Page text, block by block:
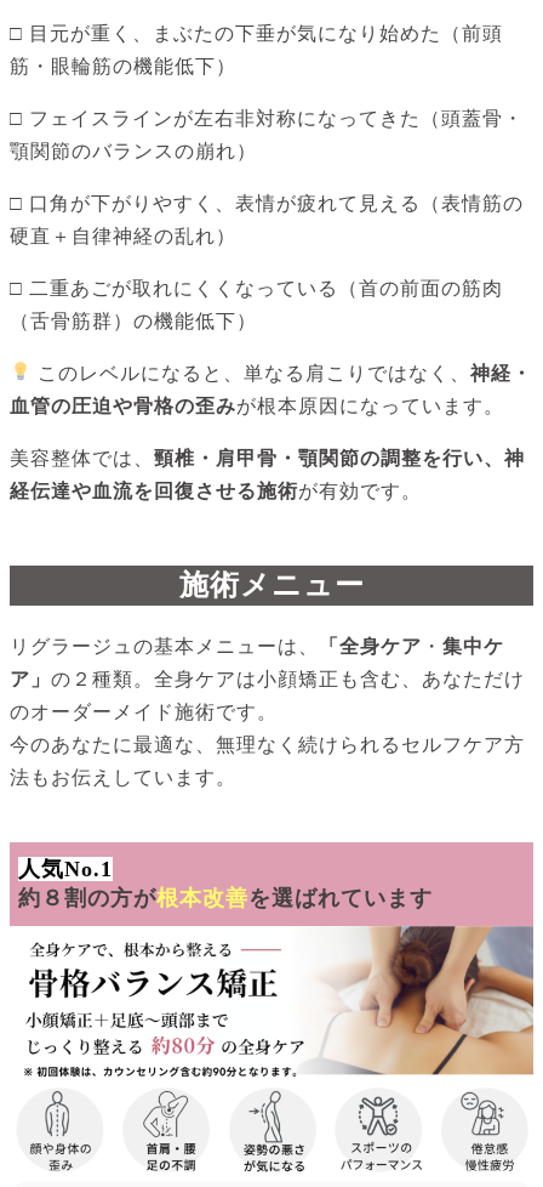
□ 目元が重く、まぶたの下垂が気になり始めた（前頭
筋・眼輪筋の機能低下）
□ フェイスラインが左右非対称になってきた（頭蓋骨・
顎関節のバランスの崩れ）
□ 口角が下がりやすく、表情が疲れて見える（表情筋の
硬直＋自律神経の乱れ）
□ 二重あごが取れにくくなっている（首の前面の筋肉
（舌骨筋群）の機能低下）
このレベルになると、単なる肩こりではなく、神経・
血管の圧迫や骨格の歪みが根本原因になっています。
美容整体では、 頸椎・肩甲骨・顎関節の調整を行い、神
経伝達や血流を回復させる施術が有効です。
施術メニュー
リグラージュの基本メニューは、 「全身ケア ・ 集中ケ
ア 」 の２種類。全身ケアは小顔矯正も含む、あなただけ
のオーダーメイド施術です。
今のあなたに最適な、無理なく続けられるセルフケア方
法もお伝えしています。
人気No.1
約８割の方が根本改善を選ばれています